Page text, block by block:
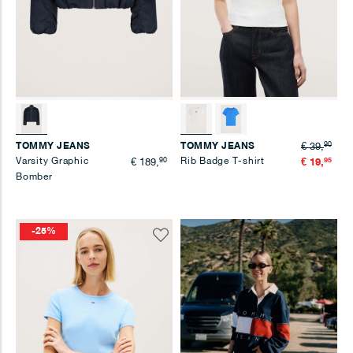
TOMMY JEANS
Varsity Graphic
Bomber
€ 189,90
TOMMY JEANS
Rib Badge T-shirt
€ 39,90
€ 19,95
-25%
Voeg
verlanglijst